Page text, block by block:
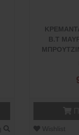
Β.Τ
Wishlist